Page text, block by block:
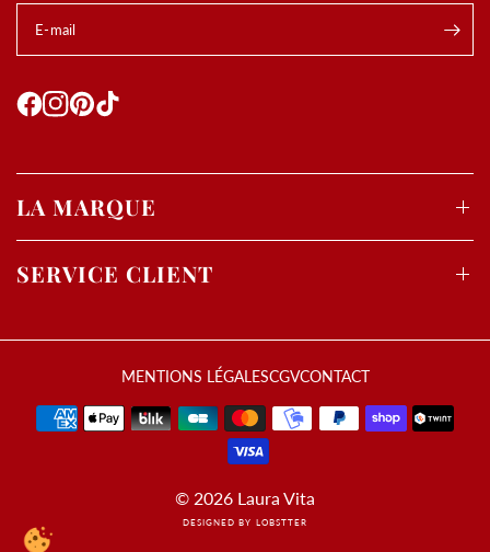
E-mail
LA MARQUE
SERVICE CLIENT
© 2026 Laura Vita
DESIGNED BY LOBSTTER
MENTIONS LÉGALESCGVCONTACT